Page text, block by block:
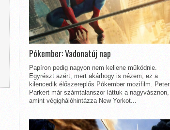
Pókember: Vadonatúj nap
Papíron pedig nagyon nem kellene működnie.
Egyrészt azért, mert akárhogy is nézem, ez a
kilencedik élőszereplős Pókember mozifilm. Peter
Parkert már számtalanszor láttuk a nagyvásznon,
amint végighálóhintázza New Yorkot...